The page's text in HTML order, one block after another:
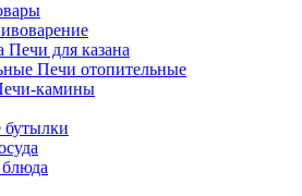
Печи для казана
Печи отопительные
камины
бутылки